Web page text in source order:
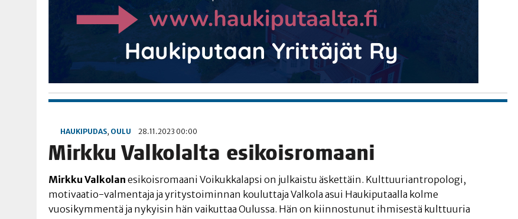
HAUKIPUDAS, OULU 28.11.2023 00:00
Mirk­ku Val­ko­lal­ta esikoisromaani
Mirk­ku Val­ko­lan esi­kois­ro­maa­ni Voi­kuk­ka­lap­si on jul­kais­tu äsket­täin. Kult­tuu­riant­ro­po­lo­gi,
moti­vaa­tio-val­men­ta­ja ja yri­tys­toi­min­nan kou­lut­ta­ja Val­ko­la asui Hau­ki­pu­taal­la kol­me
vuo­si­kym­men­tä ja nykyi­sin hän vai­kut­taa Oulus­sa. Hän on kiin­nos­tu­nut ihmi­ses­tä kult­tuu­ria